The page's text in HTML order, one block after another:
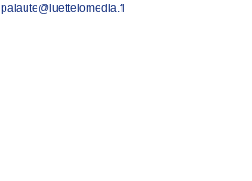
palaute@luettelomedia.fi